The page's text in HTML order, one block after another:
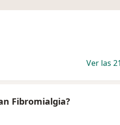
Ver las
Fibromialgia?